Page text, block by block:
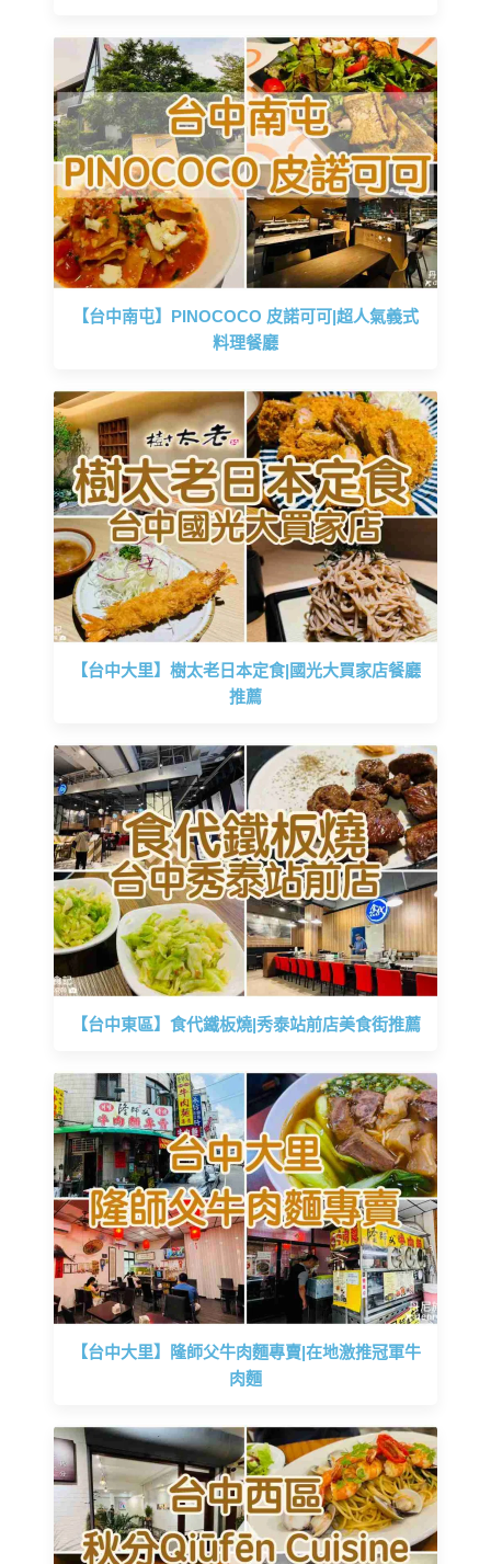
【台中南屯】PINOCOCO 皮諾可可|超人氣義式
料理餐廳
【台中大里】樹太老日本定食|國光大買家店餐廳
推薦
【台中東區】食代鐵板燒|秀泰站前店美食街推薦
【台中大里】隆師父牛肉麵專賣|在地激推冠軍牛
肉麵